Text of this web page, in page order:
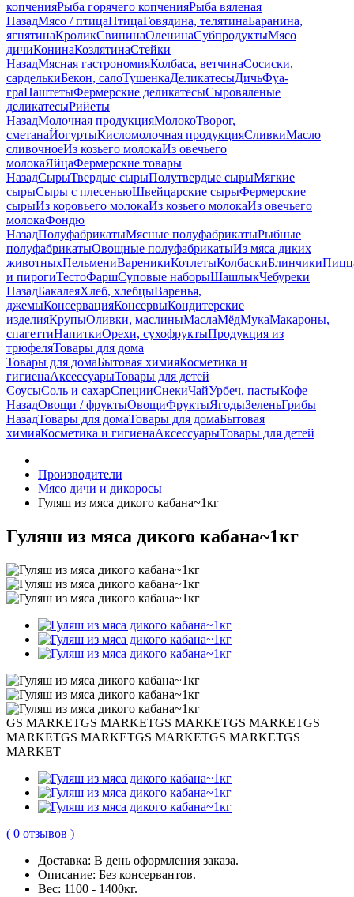
копченияРыба горячего копченияРыба вяленая
НазадМясо / птицаПтицаГовядина, телятинаБаранина,
ягнятинаКроликСвининаОленинаСубпродуктыМясо
дичиКонинаКозлятинаСтейки
НазадМясная гастрономияКолбаса, ветчинаСосиски,
сарделькиБекон, салоТушенкаДеликатесыДичьФуа-
граПаштетыФермерские деликатесыСыровяленые
деликатесыРийеты
НазадМолочная продукцияМолокоТворог,
сметанаЙогуртыКисломолочная продукцияСливкиМасло
сливочноеИз козьего молокаИз овечьего
молокаЯйцаФермерские товары
НазадСырыТвердые сырыПолутвердые сырыМягкие
сырыСыры c плесеньюШвейцарские сырыФермерские
сырыИз коровьего молокаИз козьего молокаИз овечьего
молокаФондю
НазадПолуфабрикатыМясные полуфабрикатыРыбные
полуфабрикатыОвощные полуфабрикатыИз мяса диких
животныхПельмениВареникиКотлетыКолбаскиБлинчики
и пирогиТестоФаршСуповые наборыШашлыкЧебуреки
НазадБакалеяХлеб, хлебцыВаренья,
джемыКонсервацияКонсервыКондитерские
изделияКрупыОливки, маслиныМаслаМёдМукаМакароны,
спагеттиНапиткиОрехи, сухофруктыПродукция из
трюфеляТовары для дома
Товары для домаБытовая химияКосметика и
гигиенаАксессуарыТовары для детей
СоусыСоль и сахарСпецииСнекиЧайУрбеч, пастыКофе
НазадОвощи / фруктыОвощиФруктыЯгодыЗеленьГрибы
НазадТовары для домаТовары для домаБытовая
химияКосметика и гигиенаАксессуарыТовары для детей
Производители
Мясо дичи и дикоросы
Гуляш из мяса дикого кабана~1кг
Гуляш из мяса дикого кабана~1кг
GS MARKETGS MARKETGS MARKETGS MARKETGS
MARKETGS MARKETGS MARKETGS MARKETGS
MARKET
( 0 отзывов )
Доставка: В день оформления заказа.
Описание: Без консервантов.
Вес: 1100 - 1400кг.